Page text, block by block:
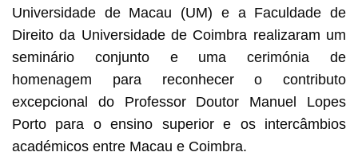
Universidade de Macau (UM) e a Faculdade de
Direito da Universidade de Coimbra realizaram um
seminário conjunto e uma cerimónia de
homenagem para reconhecer o contributo
excepcional do Professor Doutor Manuel Lopes
Porto para o ensino superior e os intercâmbios
académicos entre Macau e Coimbra.